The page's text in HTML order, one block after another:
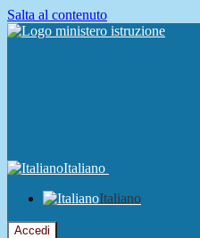
Salta al contenuto
Italiano
Italiano
Accedi